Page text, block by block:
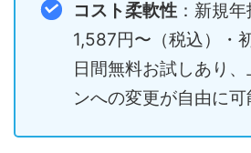
コスト柔軟性：新規
1,587円〜（税込）・
日間無料お試しあり
ンへの変更が自由に可